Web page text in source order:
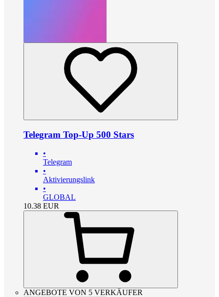
Telegram Top-Up 500 Stars
•
Telegram
•
Aktivierungslink
•
GLOBAL
10.38 EUR
ANGEBOTE VON 5 VERKÄUFER